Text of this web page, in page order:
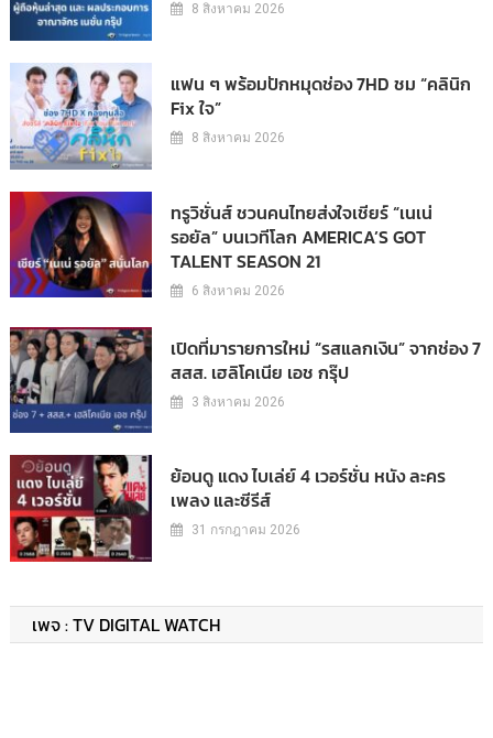
8 สิงหาคม 2026
แฟน ๆ พร้อมปักหมุดช่อง 7HD ชม “คลินิก
Fix ใจ”
8 สิงหาคม 2026
ทรูวิชั่นส์ ชวนคนไทยส่งใจเชียร์ “เนเน่
รอยัล” บนเวทีโลก AMERICA’S GOT
TALENT SEASON 21
6 สิงหาคม 2026
เปิดที่มารายการใหม่ “รสแลกเงิน” จากช่อง 7
สสส. เฮลิโคเนีย เอช กรุ๊ป
3 สิงหาคม 2026
ย้อนดู แดง ไบเล่ย์ 4 เวอร์ชั่น หนัง ละคร
เพลง และซีรีส์
31 กรกฎาคม 2026
เพจ : TV DIGITAL WATCH